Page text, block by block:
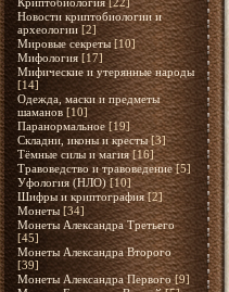
Новости криптобиологии и
археологии [2]
Мировые секреты [10]
Мифология [17]
Мифические и утерянные народы
[14]
Одежда, маски и предметы
шаманов [10]
Паранормальное [19]
Складни, иконы и кресты [3]
Тёмные силы и магия [16]
Травоведство и травоведение [5]
Уфология (НЛО) [10]
Шифры и криптография [2]
Монеты [34]
Монеты Александра Третьего
[45]
Монеты Александра Второго
[39]
Монеты Александра Первого [9]